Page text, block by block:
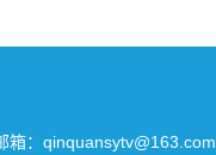
箱：qinquansytv@163.com